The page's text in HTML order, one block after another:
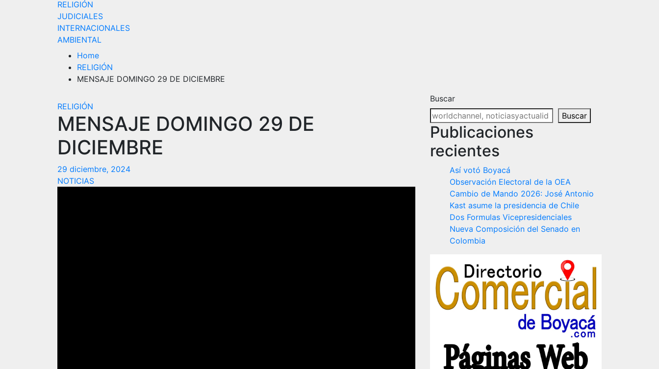
RELIGIÓN
JUDICIALES
INTERNACIONALES
AMBIENTAL
Home
RELIGIÓN
MENSAJE DOMINGO 29 DE DICIEMBRE
RELIGIÓN
MENSAJE DOMINGO 29 DE
DICIEMBRE
29 diciembre, 2024
NOTICIAS
Buscar
Buscar
Publicaciones
recientes
Así votó Boyacá
Observación Electoral de la OEA
Cambio de Mando 2026: José Antonio
Kast asume la presidencia de Chile
Dos Formulas Vicepresidenciales
Nueva Composición del Senado en
Colombia